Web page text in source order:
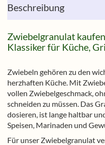
Beschreibung
Zwiebelgranulat
Klassiker für Küche,
Zwiebeln gehören zu den
herzhaften Küche. Mit
vollen Zwiebelgeschmack,
schneiden zu müssen. Das
dosieren, ist lange haltbar
Speisen, Marinaden und
Für unser Zwiebelgranulat